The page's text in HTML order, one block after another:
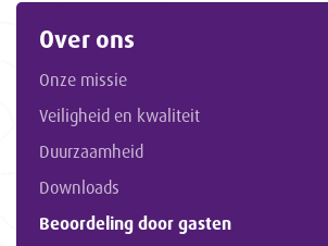
Over ons
Onze missie
Veiligheid en kwaliteit
Duurzaamheid
Downloads
Beoordeling door gasten